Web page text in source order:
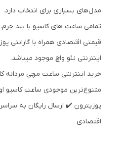
مدل‌های بسیاری برای انتخاب دارد.
تمامی ساعت های کاسیو با بند
قیمتی اقتصادی همراه با گارانتی
اینترنتی نئو واچ موجود میباشد.
متنوع‌ترین موجودی ساعت کاسیو
پوزیترون ✔️ ارسال رایگان به
اقتصادی